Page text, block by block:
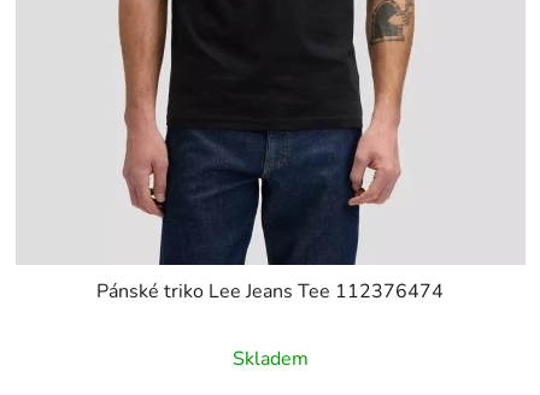
Pánské triko Lee Jeans Tee 112376474
Skladem